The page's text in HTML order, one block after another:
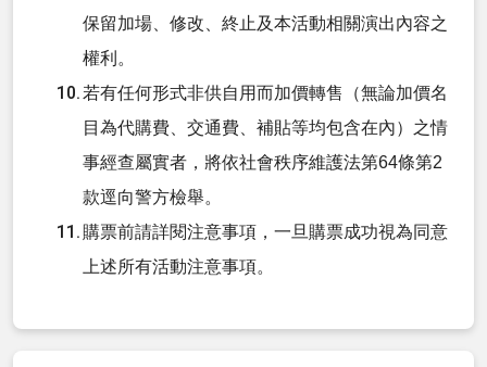
保留加場、修改、終止及本活動相關演出內容之
權利。
若有任何形式非供自用而加價轉售（無論加價名
目為代購費、交通費、補貼等均包含在內）之情
事經查屬實者，將依社會秩序維護法第64條第2
款逕向警方檢舉。
購票前請詳閱注意事項，一旦購票成功視為同意
上述所有活動注意事項。